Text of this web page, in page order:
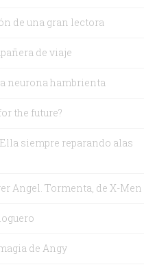
de una gran lectora
de viaje
neurona hambrienta
the future?
Ella siempre reparando alas
Angel. Tormenta, de X-Men
de Angy